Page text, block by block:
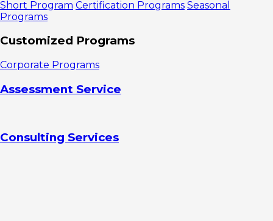
Short Program Certification Programs Seasonal
Programs
Customized Programs
Corporate Programs
Assessment Service
Consulting Services